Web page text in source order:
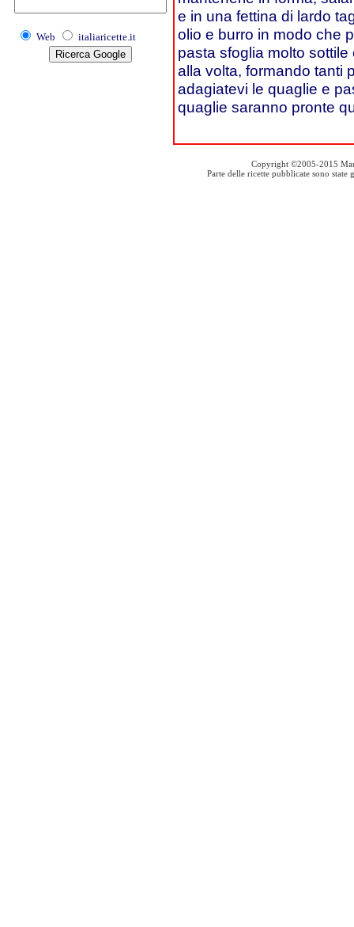
Web italiaricette.it
e in una fettina di lardo
olio e burro in modo che
pasta sfoglia molto
alla volta, formando tanti
adagiatevi le quaglie e
quaglie saranno pronte
Copyright ©2005-2015
Parte delle ricette pubblicate sono state